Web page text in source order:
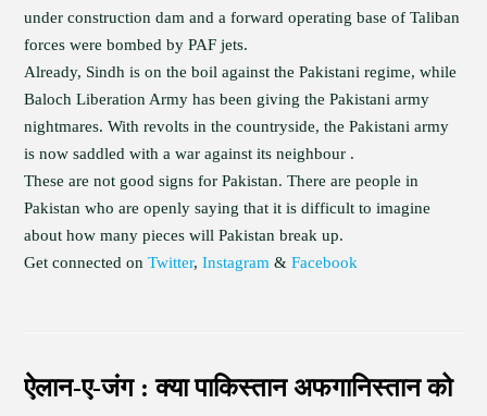
under construction dam and a forward operating base of Taliban
forces were bombed by PAF jets.
Already, Sindh is on the boil against the Pakistani regime, while
Baloch Liberation Army has been giving the Pakistani army
nightmares. With revolts in the countryside, the Pakistani army
is now saddled with a war against its neighbour .
These are not good signs for Pakistan. There are people in
Pakistan who are openly saying that it is difficult to imagine
about how many pieces will Pakistan break up.
Get connected onTwitter,Instagram &Facebook
ऐलान-ए-जंग : क्या पाकिस्तान अफगानिस्तान को